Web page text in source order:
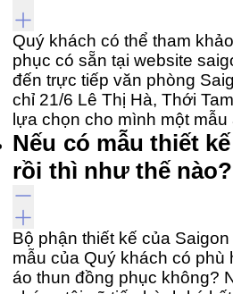
Quý khách có thể tham
phục có sẵn tại website
đến trực tiếp văn phòng
chỉ 21/6 Lê Thị Hà, Thới
lựa chọn cho mình một
Nếu có mẫu thiết
rồi thì như thế nào?
Bộ phận thiết kế của
mẫu của Quý khách có phù
áo thun đồng phục không?